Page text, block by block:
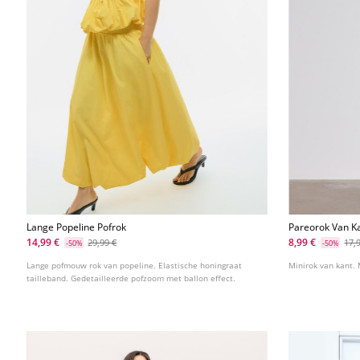
Lange Popeline Pofrok
14,99 €
-50% 29,99 €
Lange pofmouw rok van popeline. Elastische honingraat
tailleband. Gedetailleerde pofzoom met ballon effect.
Pareorok Van
8,99 €
-50%
Minirok van kant.